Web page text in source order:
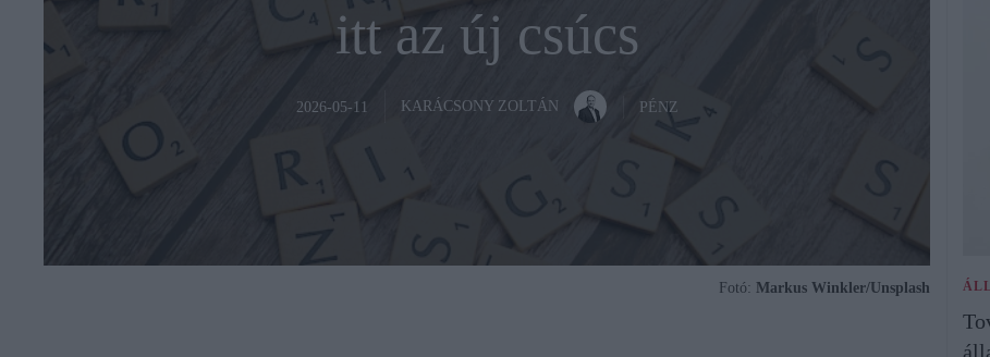
itt az új csúcs
2026-05-11 KARÁCSONY ZOLTÁN PÉNZ
Fotó: Markus Winkler/Unsplash